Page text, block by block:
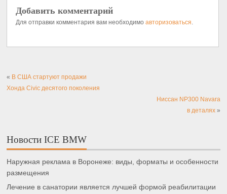
Добавить комментарий
Для отправки комментария вам необходимоавторизоваться.
« В США стартуют продажи
Хонда Civic десятого поколения
Ниссан NP300 Navara
в деталях»
Новости ICE BMW
Наружная реклама в Воронеже: виды, форматы и особенности
размещения
Лечение в санатории является лучшей формой реабилитации